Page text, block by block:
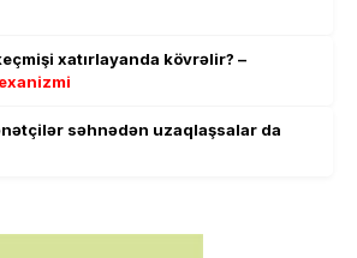
xatırlayanda kövrəlir? –
səhnədən uzaqlaşsalar da